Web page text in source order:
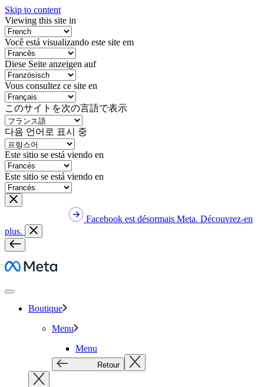
Skip to content
Viewing this site in
Você está visualizando este site em
Diese Seite anzeigen auf
Vous consultez ce site en
このサイトを次の言語で表示
다음 언어로 표시 중
Este sitio se está viendo en
Este sitio se está viendo en
Facebook est désormais Meta. Découvrez-en
plus.
Meta
Boutique
Menu
Menu
Retour